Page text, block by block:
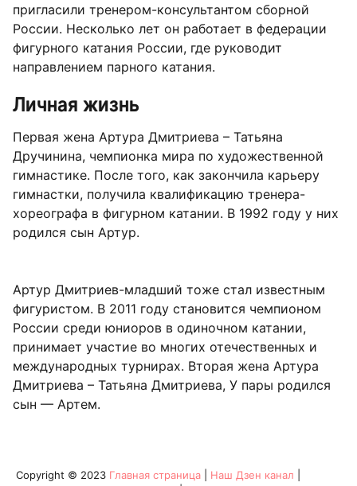
пригласили тренером-консультантом сборной
России. Несколько лет он работает в федерации
фигурного катания России, где руководит
направлением парного катания.
Личная жизнь
Первая жена Артура Дмитриева – Татьяна
Дручинина, чемпионка мира по художественной
гимнастике. После того, как закончила карьеру
гимнастки, получила квалификацию тренера-
хореографа в фигурном катании. В 1992 году у них
родился сын Артур.
Артур Дмитриев-младший тоже стал известным
фигуристом. В 2011 году становится чемпионом
России среди юниоров в одиночном катании,
принимает участие во многих отечественных и
международных турнирах. Вторая жена Артура
Дмитриева – Татьяна Дмитриева, У пары родился
сын — Артем.
Copyright © 2023 Главная страница Наш Дзен канал